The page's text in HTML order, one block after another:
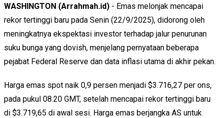
WASHINGTON (Arrahmah.id) - Emas melonjak mencapai
rekor tertinggi baru pada Senin (22/9/2025), didorong oleh
meningkatnya ekspektasi investor terhadap jalur penurunan
suku bunga yang dovish, menjelang pernyataan beberapa
pejabat Federal Reserve dan data inflasi utama di akhir pekan.
Harga emas spot naik 0,9 persen menjadi $3.716,27 per ons,
pada pukul 08.20 GMT, setelah mencapai rekor tertinggi baru
di $3.719,65 di awal sesi. Harga emas berjangka AS untuk